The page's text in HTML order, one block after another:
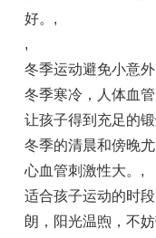
好。 ,
,
冬季运动避免小意
冬季寒冷，人体血
让孩子得到充足的
冬季的清晨和傍晚
心血管刺激性大。 ,
适合孩子运动的时
朗，阳光温煦，不